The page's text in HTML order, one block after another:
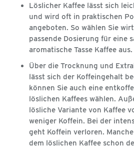
Löslicher Kaffee lässt sich
und wird oft in praktischen
angeboten. So wählen Sie
passende Dosierung für eine
aromatische Tasse Kaffee aus.
Über die Trocknung und
lässt sich der Koffeingehalt
können Sie auch eine
löslichen Kaffees wählen.
lösliche Variante von Kaffee
weniger Koffein. Bei der
geht Koffein verloren.
dem löslichen Kaffee schon